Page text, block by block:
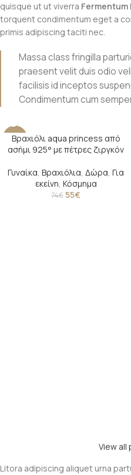
quisque ut ut viverra Fermentum
torquent condimentum eget a
primis adipiscing taciti nec.
Massa class fringilla
praesent velit duis odio
facilisis id inceptos
Condimentum cum
-26%
Βραχιόλι aqua princess από
ασήμι 925° με πέτρες ζιργκόν
Γυναίκα, Βραχιόλια, Δώρα, Για
εκείνη, Κόσμημα
74€55€
View
Litora adipiscing aliquet urna